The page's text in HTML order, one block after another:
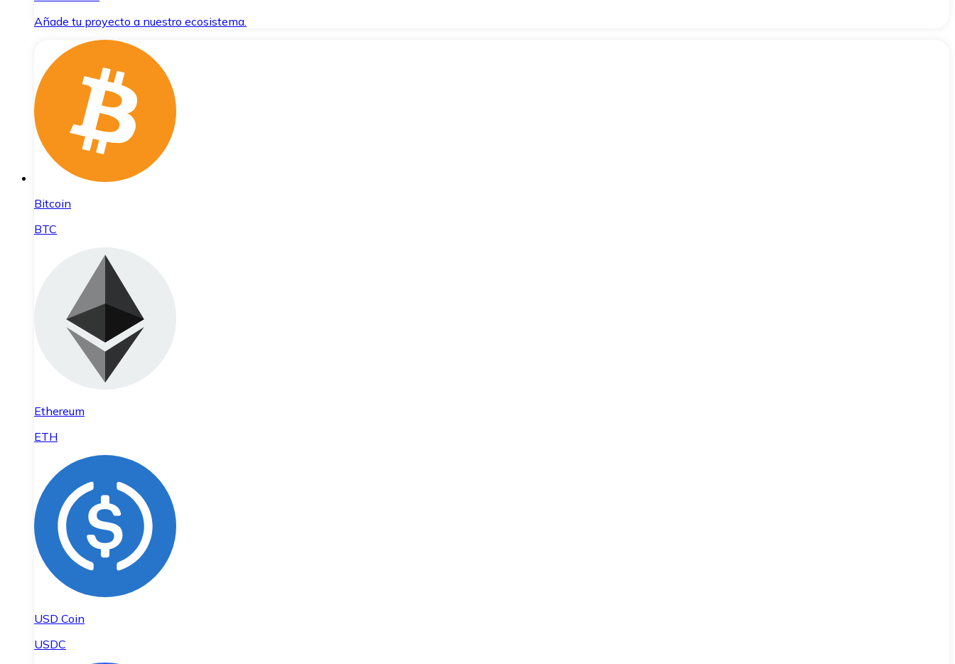
Añade tu proyecto a nuestro ecosistema.
Bitcoin
BTC
Ethereum
ETH
USD Coin
USDC